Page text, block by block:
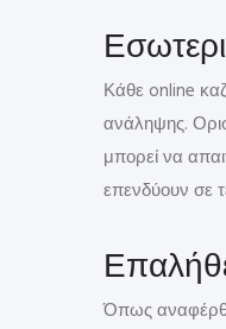
Κάθε online
ανάληψης.
μπορεί να
επενδύουν σε
Όπως